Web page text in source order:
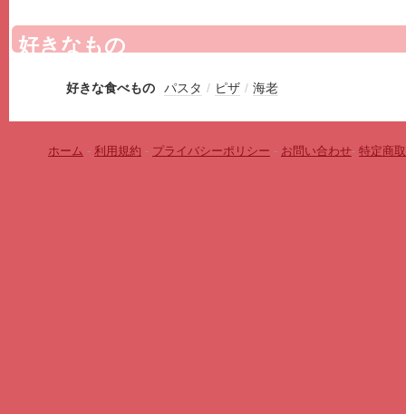
好きなもの
好きな食べもの パスタ / ピザ / 海老
ホーム - 利用規約 - プライバシーポリシー - お問い合わせ- 特定商